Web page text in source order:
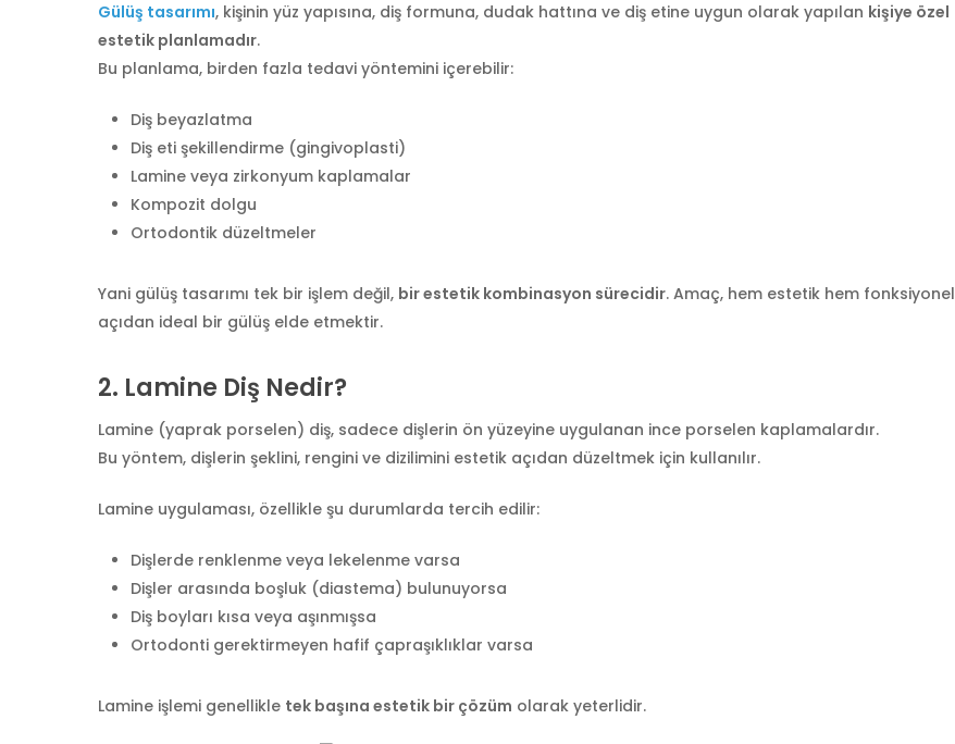
Gülüş tasarımı, kişinin yüz yapısına, diş formuna, dudak hattına ve diş etine uygun olarak yapılan kişiye özel
estetik planlamadır.
Bu planlama, birden fazla tedavi yöntemini içerebilir:
Diş beyazlatma
Diş eti şekillendirme (gingivoplasti)
Lamine veya zirkonyum kaplamalar
Kompozit dolgu
Ortodontik düzeltmeler
Yani gülüş tasarımı tek bir işlem değil, bir estetik kombinasyon sürecidir. Amaç, hem estetik hem fonksiyonel
açıdan ideal bir gülüş elde etmektir.
2. Lamine Diş Nedir?
Lamine (yaprak porselen) diş, sadece dişlerin ön yüzeyine uygulanan ince porselen kaplamalardır.
Bu yöntem, dişlerin şeklini, rengini ve dizilimini estetik açıdan düzeltmek için kullanılır.
Lamine uygulaması, özellikle şu durumlarda tercih edilir:
Dişlerde renklenme veya lekelenme varsa
Dişler arasında boşluk (diastema) bulunuyorsa
Diş boyları kısa veya aşınmışsa
Ortodonti gerektirmeyen hafif çapraşıklıklar varsa
Lamine işlemi genellikle tek başına estetik bir çözüm olarak yeterlidir.